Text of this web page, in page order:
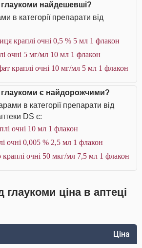
глаукоми найдешевші?
в категорії препарати від
краплі очні 0,5 % 5 мл 1 флакон
очні 5 мг/мл 10 мл 1 флакон
краплі очні 10 мг/мл 5 мл 1 флакон
глаукоми є найдорожчими?
в категорії препарати від
DS є:
очні 10 мл 1 флакон
очні 0,005 % 2,5 мл 1 флакон
очні 50 мкг/мл 7,5 мл 1 флакон
глаукоми ціна в аптеці
Ціна